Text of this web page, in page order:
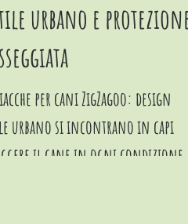
urbano e
per cani ZigZagoo: design
urbano si incontrano in capi
il cane in ogni condizione